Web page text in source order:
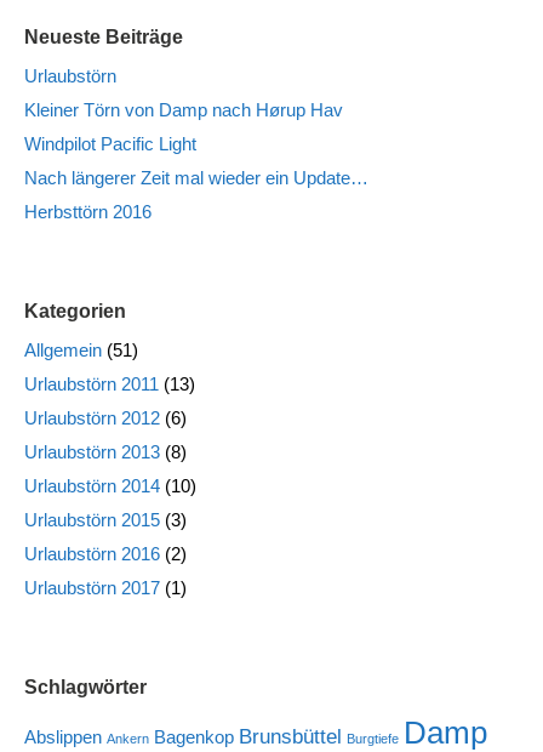
Neueste Beiträge
Urlaubstörn
Kleiner Törn von Damp nach Hørup Hav
Windpilot Pacific Light
Nach längerer Zeit mal wieder ein Update…
Herbsttörn 2016
Kategorien
Allgemein (51)
Urlaubstörn 2011 (13)
Urlaubstörn 2012 (6)
Urlaubstörn 2013 (8)
Urlaubstörn 2014 (10)
Urlaubstörn 2015 (3)
Urlaubstörn 2016 (2)
Urlaubstörn 2017 (1)
Schlagwörter
Abslippen Ankern Bagenkop Brunsbüttel Burgtiefe Damp